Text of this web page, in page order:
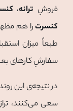
فروشِ ترانه،
کنسرترا هم
طبعاً میزان
سفارش‌ِ کارهای
در نتیجه‌ی این
سعی می‌کنند،